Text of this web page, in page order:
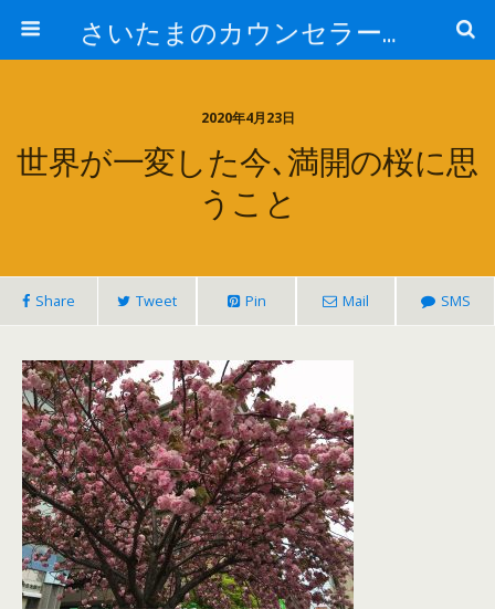
さいたまのカウンセラー日記
2020年4月23日
世界が一変した今､満開の桜に思
うこと
Share Tweet Pin Mail SMS